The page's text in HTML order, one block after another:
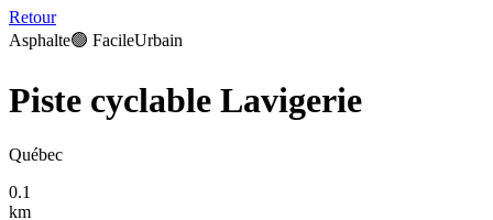
Retour
Asphalte🟢 FacileUrbain
Piste cyclable Lavigerie
Québec
0.1
km